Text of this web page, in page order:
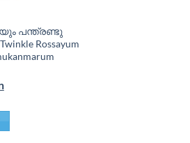
പന്ത്രണ്ടു
Rossayum